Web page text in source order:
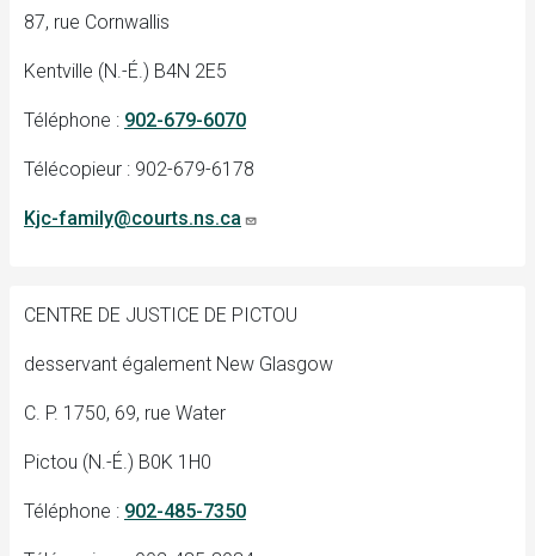
87, rue Cornwallis
Kentville (N.-É.) B4N 2E5
Téléphone : 902-679-6070
Télécopieur : 902-679-6178
Kjc-family@courts.ns.ca
CENTRE DE JUSTICE DE PICTOU
desservant également New Glasgow
C. P. 1750, 69, rue Water
Pictou (N.-É.) B0K 1H0
Téléphone : 902-485-7350